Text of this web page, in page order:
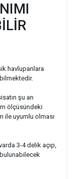
havlupanlara
şu an
ölçüsündeki
ile uyumlu olması
3-4 delik açıp,
bulunabilecek